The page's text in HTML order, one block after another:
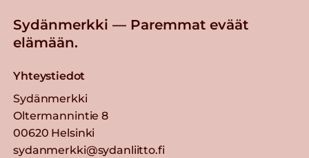
Sydänmerkki — Paremmat eväät
elämään.
Yhteystiedot
Sydänmerkki
Oltermannintie 8
00620 Helsinki
sydanmerkki@sydanliitto.fi